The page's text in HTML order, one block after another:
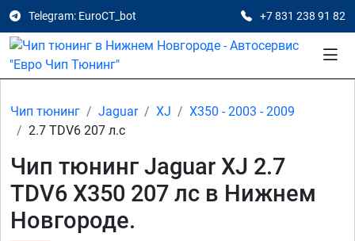
Telegram: EuroCT_bot +7 831 238 91 82
Чип тюнинг Jaguar XJ
X350 - 2003 - 2009
2.7 TDV6 207 л.с
Чип тюнинг Jaguar XJ 2.7
TDV6 X350 207 лс в Нижнем
Новгороде.